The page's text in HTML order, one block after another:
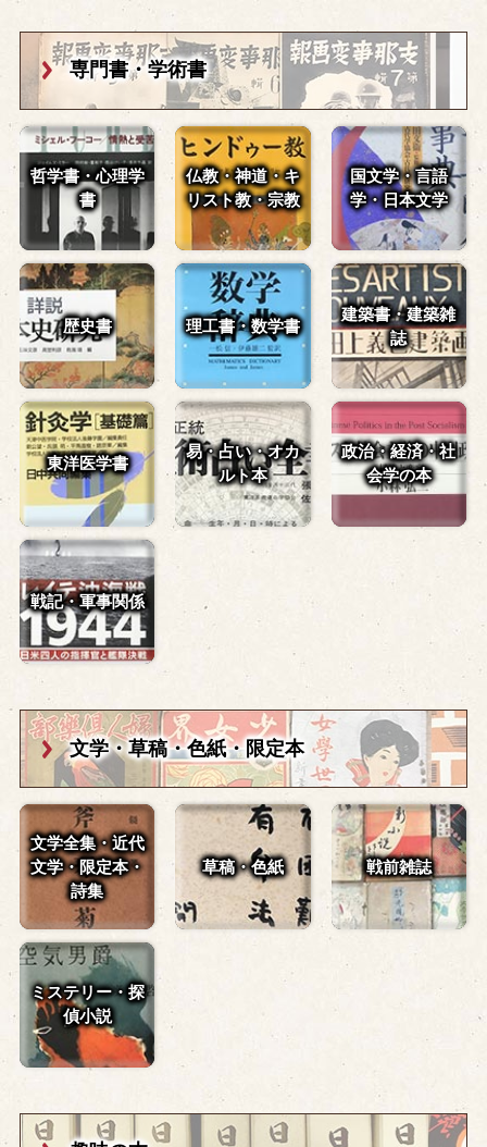
専門書・学術書
哲学書・心理学
書
仏教・神道・キ
リスト教・宗教
国文学・言語
学・日本文学
歴史書 理工書・数学書
建築書・建築雑
誌
東洋医学書
易・占い・オカ
ルト本
政治・経済・社
会学の本
戦記・軍事関係
文学・草稿・色紙・限定本
文学全集・近代
文学・ 限定本・
詩集
草稿・色紙 戦前雑誌
ミステリー・探
偵小説